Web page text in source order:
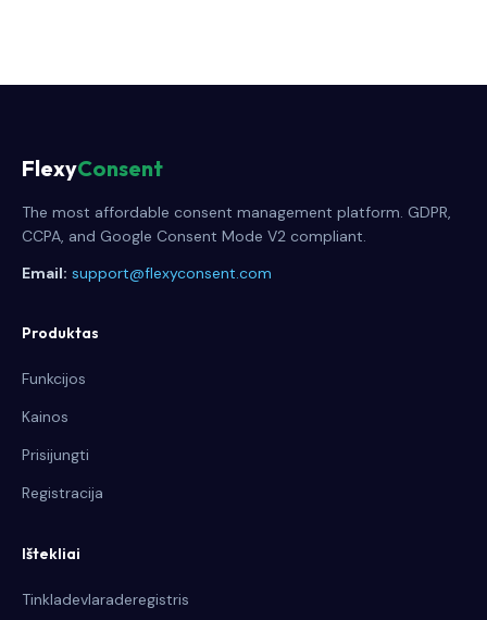
FlexyConsent
The most affordable consent management platform. GDPR,
CCPA, and Google Consent Mode V2 compliant.
Email: support@flexyconsent.com
Produktas
Funkcijos
Kainos
Prisijungti
Registracija
Ištekliai
Tinkladevlaraderegistris